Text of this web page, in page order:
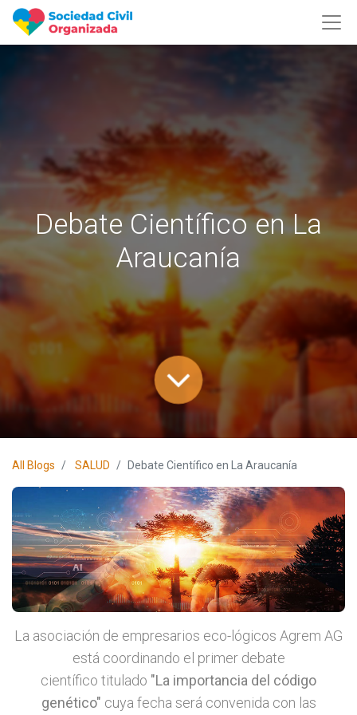
Debate Científico en La
Araucanía
All Blogs SALUD Debate Científico en La Araucanía
La asociación de empresarios eco-lógicos Agrem AG
está coordinando el primer debate
científico titulado "La importancia del código
genético" cuya fecha será convenida con las